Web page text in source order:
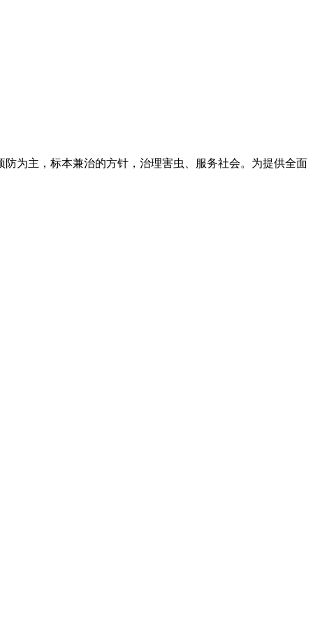
为主，标本兼治的方针，治理害虫、服务社会。为提供全面